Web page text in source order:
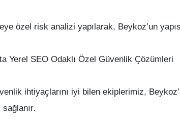
özel risk analizi yapılarak, Beykoz’un
Yerel SEO Odaklı Özel Güvenlik Çözümleri
ihtiyaçlarını iyi bilen ekiplerimiz,